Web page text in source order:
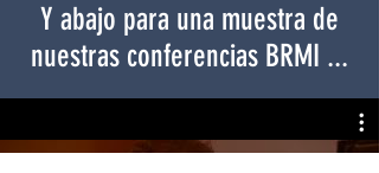
Y abajo para una muestra de
nuestras conferencias BRMI ...